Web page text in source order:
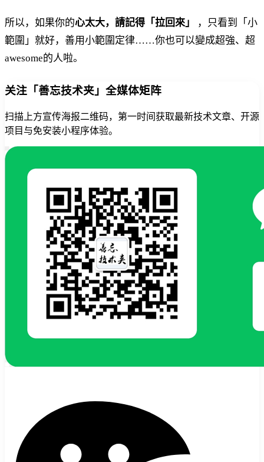
所以，如果你的心太大，請記得「拉回來」
，只看到「小
範圍」就好，善用小範圍定律……你也可以變成超強、超
awesome的人啦。
关注「善忘技术夹」全媒体矩阵
扫描上方宣传海报二维码，第一时间获取最新技术文章、开源
项目与免安装小程序体验。